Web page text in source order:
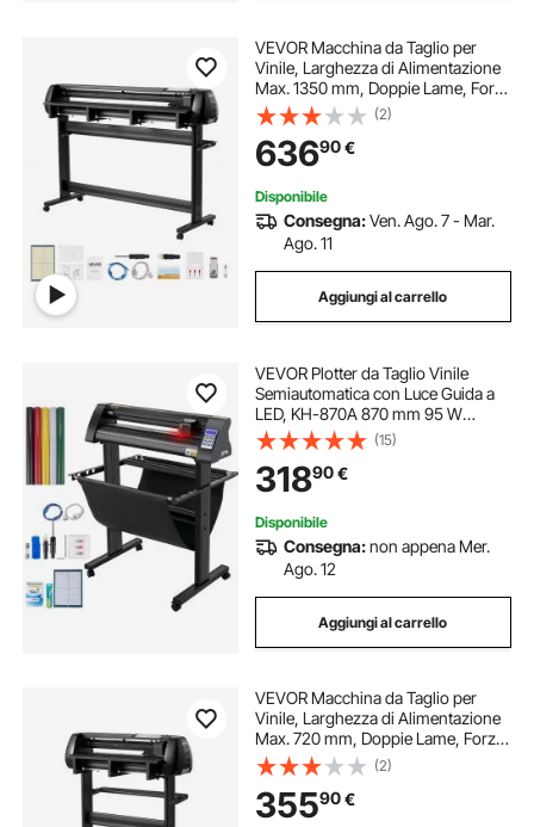
VEVOR Macchina da Taglio per
Vinile, Larghezza di Alimentazione
Max. 1350 mm, Doppie Lame, Forza
e Velocità Regolabili, Display LED,
Stampante per Plotter da Taglio in
Vinile con Software Signmaster
(2)
63690€
Disponibile
Consegna:Ven. Ago. 7 - Mar.
Ago. 11
Aggiungi al carrello
VEVOR Plotter da Taglio Vinile
Semiautomatica con Luce Guida a
LED, KH-870A 870 mm 95 W
Taglierina per Plotter Vinile
Signmaster per Adesivi per Auto,
Segnali Stradali, Palloncini, Caschi,
ecc.
(15)
31890€
Disponibile
Consegna:non appena Mer.
Ago. 12
Aggiungi al carrello
VEVOR Macchina da Taglio per
Vinile, Larghezza di Alimentazione
Max. 720 mm, Doppie Lame, Forza
e Velocità Regolabili, Display LED,
Stampante per Plotter da Taglio in
Vinile con Software Signmaster
(2)
35590€